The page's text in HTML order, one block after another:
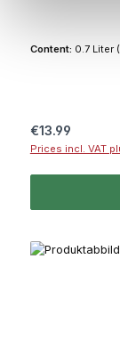
Content: 0.7 Liter
Regular price:
€13.99
Prices incl. VAT